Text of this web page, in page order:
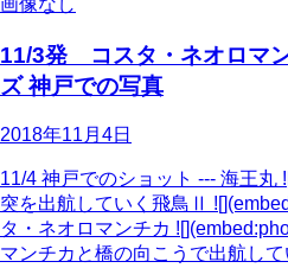
11/3発 コスタ・ネオロマ
ズ 神戸での写真
2018年11月4日
11/4 神戸でのショット --- 海王丸
突を出航していく飛鳥Ⅱ
タ・ネオロマンチカ
マンチカと橋の向こうで出航し